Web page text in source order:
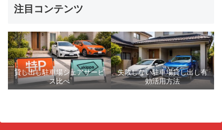
注目コンテンツ
貸し出し駐車場シェアサービ
ス比べ
失敗しない駐車場貸し出し有
効活用方法